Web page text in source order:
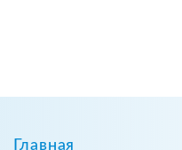
Главная